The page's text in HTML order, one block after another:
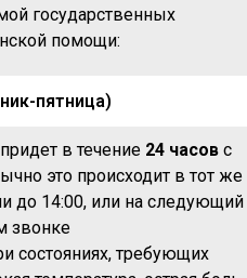
государственных
помощи:
пятница)
в течение 24 часов с
это происходит в тот же
до 14:00, или на следующий
звонке
состояниях, требующих